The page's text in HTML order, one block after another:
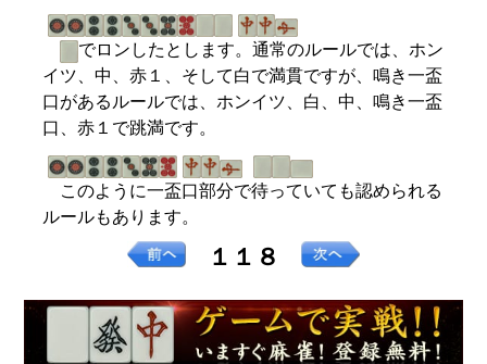
でロンしたとします。通常のルールでは、ホン
イツ、中、赤１、そして白で満貫ですが、鳴き一盃
口があるルールでは、ホンイツ、白、中、鳴き一盃
口、赤１で跳満です。
このように一盃口部分で待っていても認められる
ルールもあります。
１１８